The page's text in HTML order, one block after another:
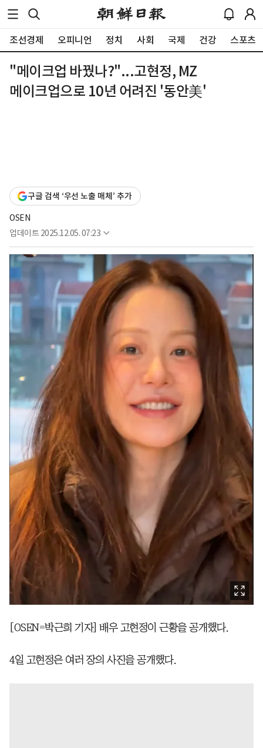
조선경제 오피니언 정치 사회 국제 건강 스포츠
"메이크업 바꿨나?"...고현정, MZ
메이크업으로 10년 어려진 '동안美'
구글 검색 ‘우선 노출 매체’ 추가
OSEN
업데이트 2025.12.05. 07:23
[OSEN=박근희 기자] 배우 고현정이 근황을 공개했다.
4일 고현정은 여러 장의 사진을 공개했다.